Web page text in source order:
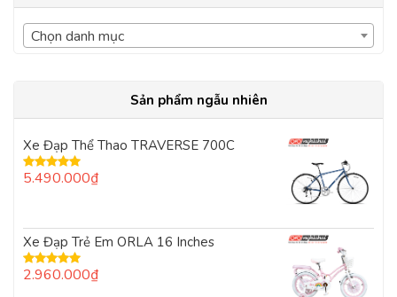
Chọn danh mục
Sản phẩm ngẫu nhiên
Xe Đạp Thể Thao TRAVERSE 700C
Được xếp
5.490.000₫
Xe Đạp Trẻ Em ORLA 16 Inches
Được xếp
2.960.000₫